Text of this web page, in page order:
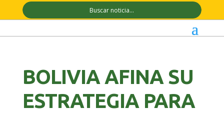
BOLIVIA AFINA SU
ESTRATEGIA PARA